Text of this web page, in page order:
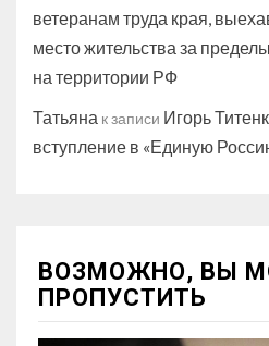
ветеранам труда края,
место жительства за
на территории РФ
Татьяна к записи Игорь
вступление в «Единую
ВОЗМОЖНО, ВЫ
ПРОПУСТИТЬ